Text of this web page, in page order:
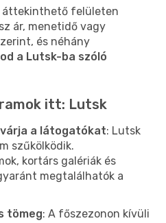
áttekinthető felületen
ár, menetidő vagy
és néhány
a Lutsk-ba szóló
itt: Lutsk
a látogatókat: Lutsk
szűkölködik.
kortárs galériák és
megtalálhatók a
tömeg: A főszezonon kívüli